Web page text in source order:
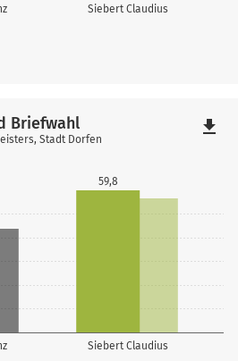
Siebert Claudius
Siebert Claudius
59,8
Briefwahl
Stadt Dorfen
file_download